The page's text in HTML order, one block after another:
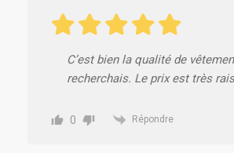
C’est bien la qualité de
recherchais. Le prix est très
0 Répondre